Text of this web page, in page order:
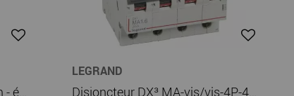
Réglette Mémocab - l 2,3 mm - écriture noire sur fond blanc - lettre majuscule H (037833)
LEGRAND
Disjoncteur DX³ MA-vis/vis-4P-400V~-1,6A-25kA-magnétique seul - 4M (409886)